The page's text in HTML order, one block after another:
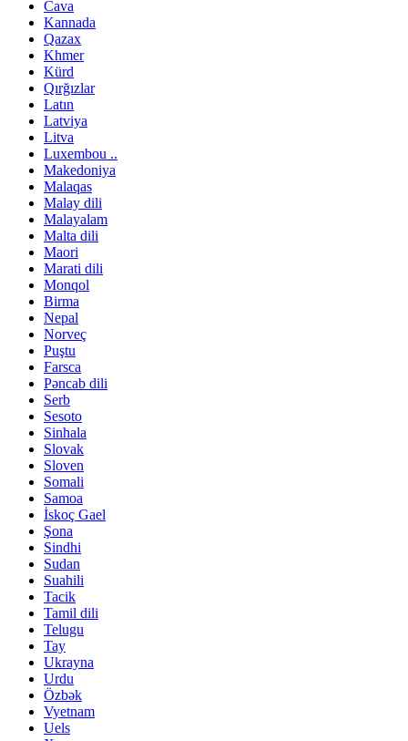
Cava
Kannada
Qazax
Khmer
Kürd
Qırğızlar
Latın
Latviya
Litva
Luxembou ..
Makedoniya
Malaqas
Malay dili
Malayalam
Malta dili
Maori
Marati dili
Monqol
Birma
Nepal
Norveç
Puştu
Farsca
Pəncab dili
Serb
Sesoto
Sinhala
Slovak
Sloven
Somali
Samoa
İskoç Gael
Şona
Sindhi
Sudan
Suahili
Tacik
Tamil dili
Telugu
Tay
Ukrayna
Urdu
Özbək
Vyetnam
Uels